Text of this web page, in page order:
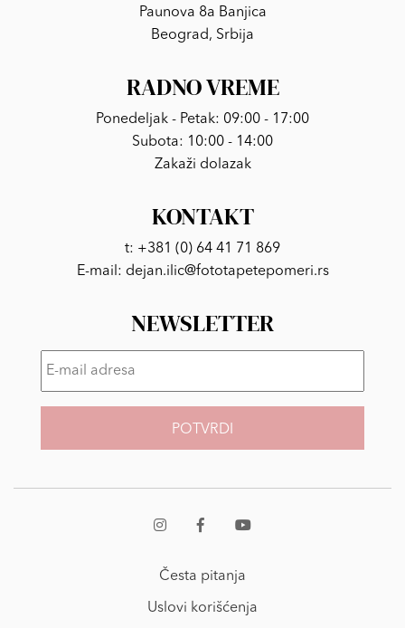
Paunova 8a Banjica
Beograd, Srbija
RADNO VREME
Ponedeljak - Petak: 09:00 - 17:00
Subota: 10:00 - 14:00
Zakaži dolazak
KONTAKT
t: +381 (0) 64 41 71 869
E-mail: dejan.ilic@fototapetepomeri.rs
NEWSLETTER
adresa *
Česta pitanja
Uslovi korišćenja